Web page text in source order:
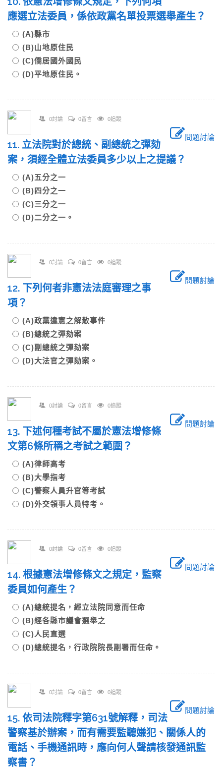
應選立法委員，係依政黨名單投票選舉產生？
(A)縣市
(B)山地原住民
(C)僑居國外國民
(D)平地原住民。
0討論 0留言 0追蹤
問題討論
11. 立法院對於總統、副總統之彈劾
案，須經全體立法委員多少以上之提議？
(A)五分之一
(B)四分之一
(C)三分之一
(D)二分之一。
0討論 0留言 0追蹤
問題討論
12. 下列何者非憲法法庭審理之事
項？
(A)政黨違憲之解散事件
(B)總統之彈劾案
(C)副總統之彈劾案
(D)大法官之彈劾案。
0討論 0留言 0追蹤
問題討論
13. 下述何種考試不屬於憲法增修條
文第6條所稱之考試之範圍？
(A)律師高考
(B)大學指考
(C)警察人員升官等考試
(D)外交領事人員特考。
0討論 0留言 0追蹤
問題討論
14. 根據憲法增修條文之規定，監察
委員如何產生？
(A)總統提名，經立法院同意而任命
(B)經各縣市議會選舉之
(C)人民直選
(D)總統提名，行政院院長副署而任命。
0討論 0留言 0追蹤
問題討論
15. 依司法院釋字第631號解釋，司法
警察基於辦案，而有需要監聽嫌犯、關係人的
電話、手機通訊時，應向何人聲請核發通訊監
察書？